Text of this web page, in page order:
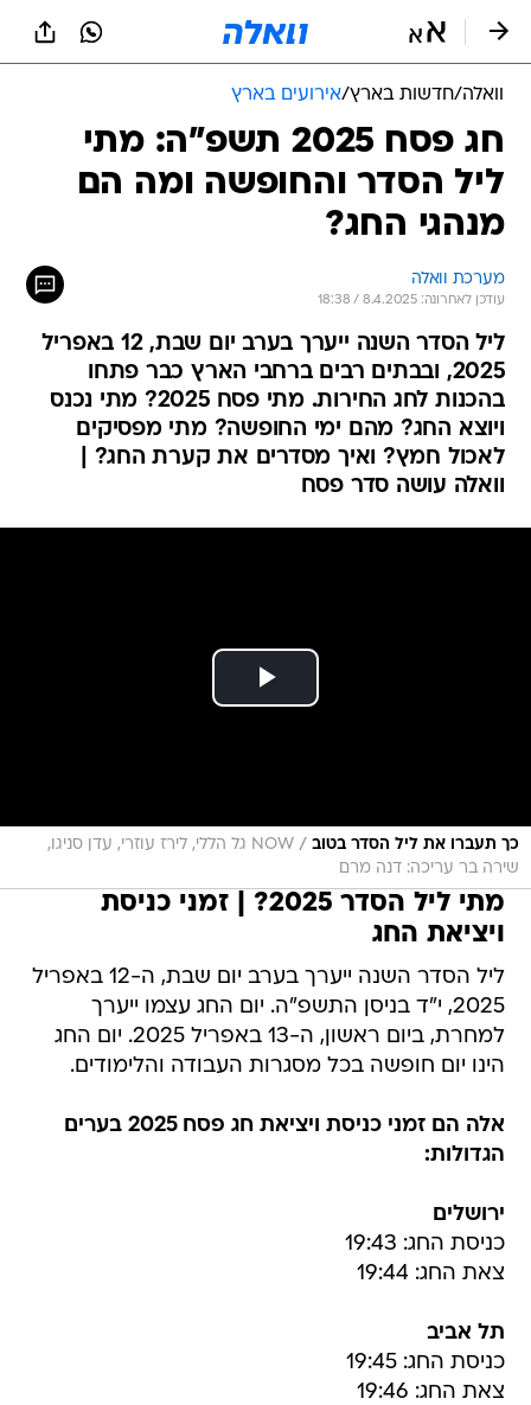
וואלה/חדשות בארץ/אירועים בארץ
חג פסח 2025 תשפ"ה: מתי
ליל הסדר והחופשה ומה הם
מנהגי החג?
מערכת וואלה
עודכן לאחרונה: 8.4.2025 / 18:38
ליל הסדר השנה ייערך בערב יום שבת, 12 באפריל
2025, ובבתים רבים ברחבי הארץ כבר פתחו
בהכנות לחג החירות. מתי פסח 2025? מתי נכנס
ויוצא החג? מהם ימי החופשה? מתי מפסיקים
לאכול חמץ? ואיך מסדרים את קערת החג? |
וואלה עושה סדר פסח
כך תעברו את ליל הסדר בטוב /
NOW גל הללי, לירז עוזרי, עדן סניגו,
שירה בר עריכה: דנה מרם
מתי ליל הסדר 2025? | זמני כניסת
ויציאת החג
ליל הסדר השנה ייערך בערב יום שבת, ה-12 באפריל
2025, י"ד בניסן התשפ"ה. יום החג עצמו ייערך
למחרת, ביום ראשון, ה-13 באפריל 2025. יום החג
הינו יום חופשה בכל מסגרות העבודה והלימודים.
אלה הם זמני כניסת ויציאת חג פסח 2025 בערים
הגדולות:
ירושלים
כניסת החג: 19:43
צאת החג: 19:44
תל אביב
כניסת החג: 19:45
צאת החג: 19:46